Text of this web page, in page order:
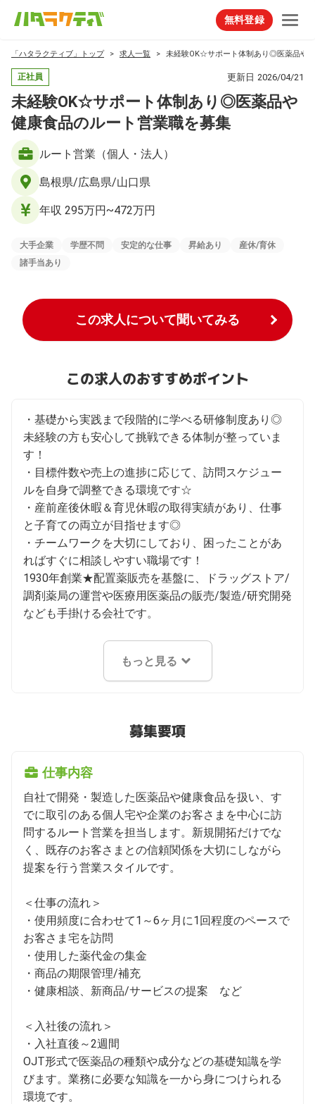
無料登録
「ハタラクティブ」トップ 求人一覧 未経験OK☆サポート体制あり◎医薬品や
正社員 更新日 2026/04/21
未経験OK☆サポート体制あり◎医薬品や
健康食品のルート営業職を募集
ルート営業（個人・法人）
島根県/広島県/山口県
年収 295万円~472万円
大手企業 学歴不問 安定的な仕事 昇給あり
産休/育休
諸手当あり
この求人について聞いてみる
この求人のおすすめポイント
・基礎から実践まで段階的に学べる研修制度あり◎
未経験の方も安心して挑戦できる体制が整っていま
す！
・目標件数や売上の進捗に応じて、訪問スケジュー
ルを自身で調整できる環境です☆
・産前産後休暇＆育児休暇の取得実績があり、仕事
と子育ての両立が目指せます◎
・チームワークを大切にしており、困ったことがあ
ればすぐに相談しやすい職場です！
1930年創業★配置薬販売を基盤に、ドラッグストア/
調剤薬局の運営や医療用医薬品の販売/製造/研究開発
なども手掛ける会社です。
もっと見る
募集要項
仕事内容
自社で開発・製造した医薬品や健康食品を扱い、す
でに取引のある個人宅や企業のお客さまを中心に訪
問するルート営業を担当します。新規開拓だけでな
く、既存のお客さまとの信頼関係を大切にしながら
提案を行う営業スタイルです。
＜仕事の流れ＞
・使用頻度に合わせて1～6ヶ月に1回程度のペースで
お客さま宅を訪問
・使用した薬代金の集金
・商品の期限管理/補充
・健康相談、新商品/サービスの提案　など
＜入社後の流れ＞
・入社直後～2週間
OJT形式で医薬品の種類や成分などの基礎知識を学
びます。業務に必要な知識を一から身につけられる
環境です。